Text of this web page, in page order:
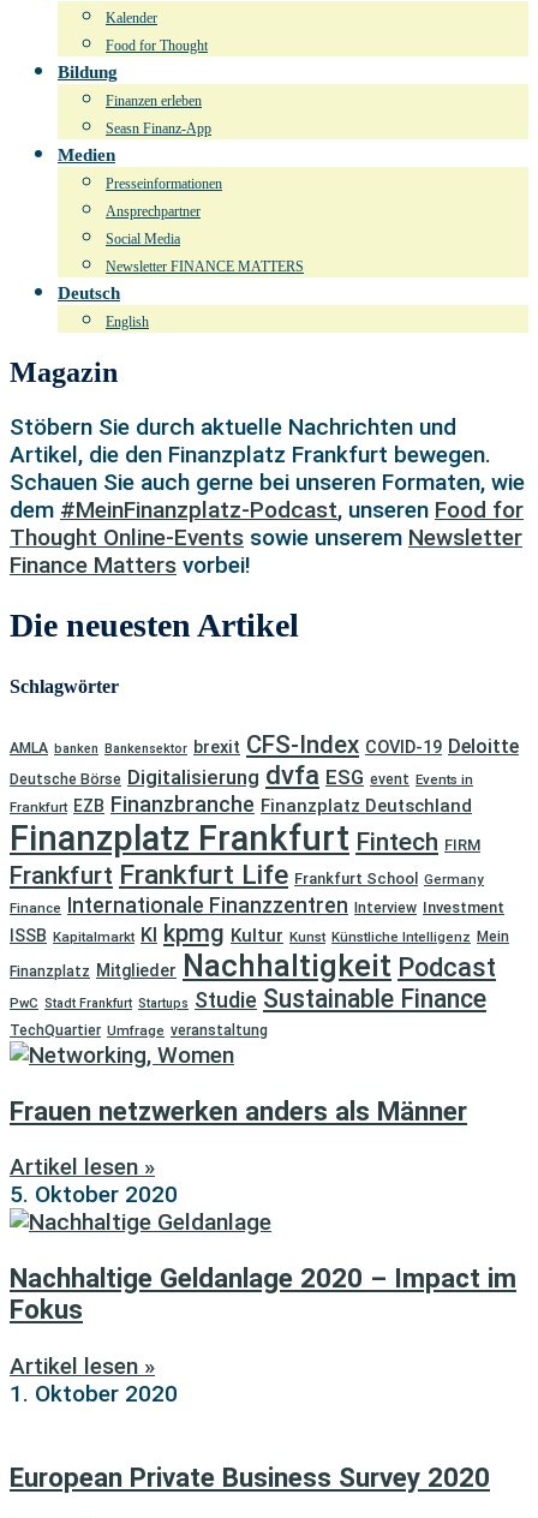
Kalender
Food for Thought
Bildung
Finanzen erleben
Seasn Finanz-App
Medien
Presseinformationen
Ansprechpartner
Social Media
Newsletter FINANCE MATTERS
Deutsch
English
Magazin
Stöbern Sie durch aktuelle Nachrichten und
Artikel, die den Finanzplatz Frankfurt bewegen.
Schauen Sie auch gerne bei unseren Formaten, wie
dem #MeinFinanzplatz-Podcast, unseren Food for
Thought Online-Events sowie unserem Newsletter
Finance Matters vorbei!
Die neuesten Artikel
Schlagwörter
AMLA banken Bankensektor brexit CFS-Index COVID-19 Deloitte
Deutsche Börse Digitalisierung dvfa ESG event Events in
Frankfurt EZB Finanzbranche Finanzplatz Deutschland
Finanzplatz Frankfurt Fintech FIRM
Frankfurt Frankfurt Life Frankfurt School Germany
Finance Internationale Finanzzentren Interview Investment
ISSB Kapitalmarkt KI kpmg Kultur Kunst Künstliche Intelligenz Mein
Finanzplatz Mitglieder Nachhaltigkeit Podcast
PwC Stadt Frankfurt Startups Studie Sustainable Finance
TechQuartier Umfrage veranstaltung
Frauen netzwerken anders als Männer
Artikel lesen »
5. Oktober 2020
Nachhaltige Geldanlage 2020 – Impact im
Fokus
Artikel lesen »
1. Oktober 2020
European Private Business Survey 2020